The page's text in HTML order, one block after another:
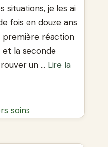
situations, je les ai
fois en douze ans
première réaction
et la seconde
un … Lire la
soins